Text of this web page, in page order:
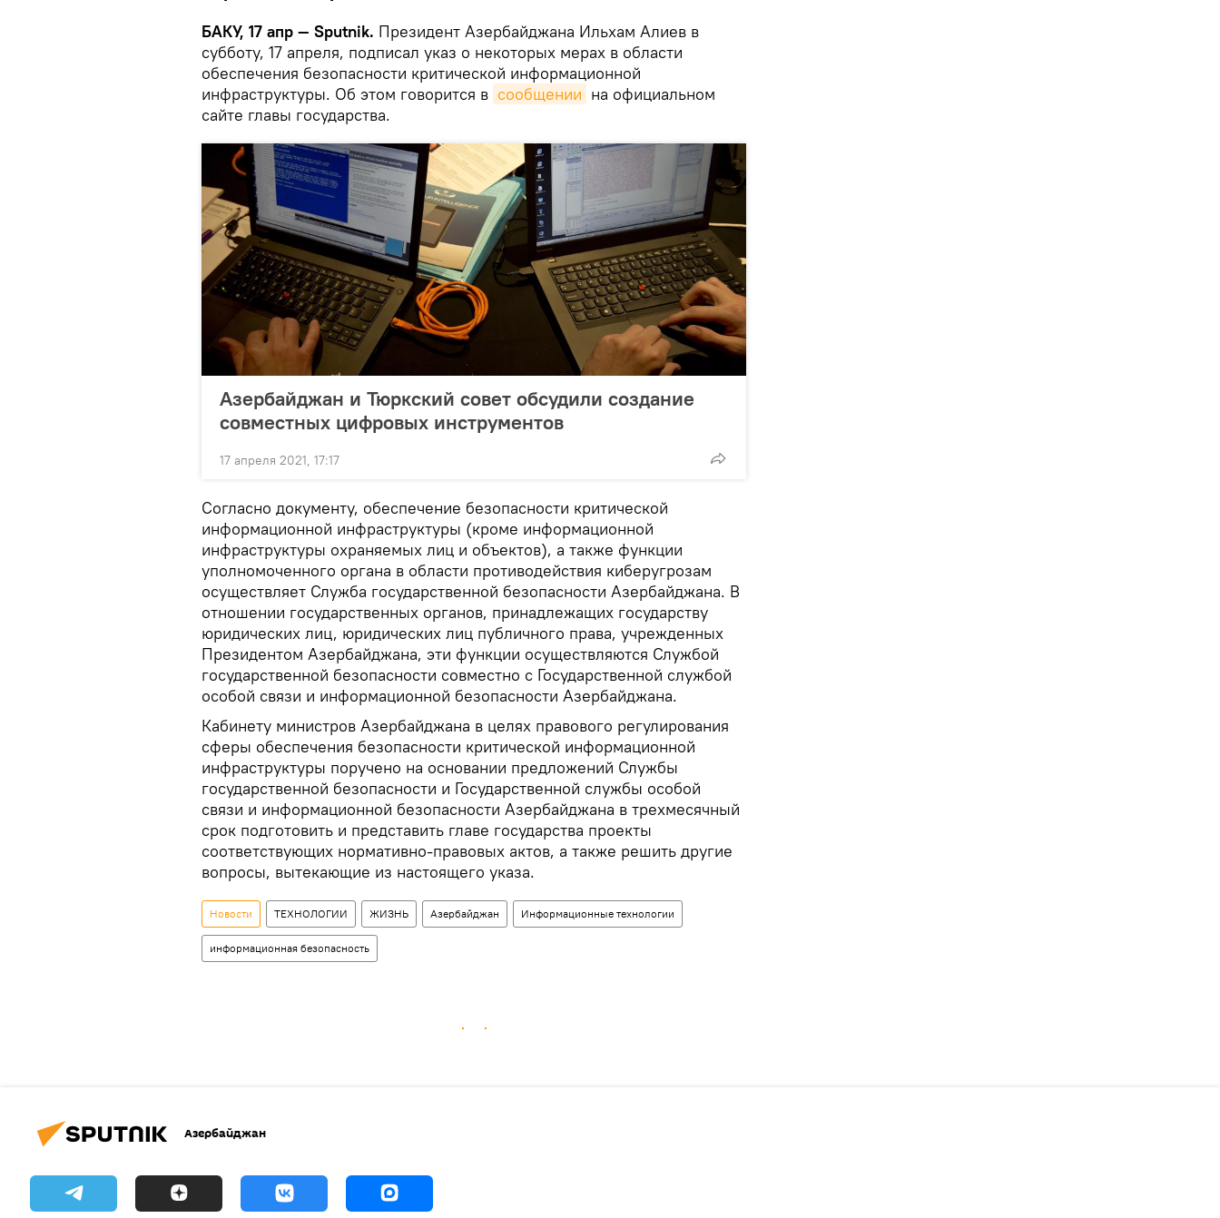
БАКУ, 17 апр — Sputnik. Президент Азербайджана Ильхам Алиев в
субботу, 17 апреля, подписал указ о некоторых мерах в области
обеспечения безопасности критической информационной
инфраструктуры. Об этом говорится в сообщении на официальном
сайте главы государства.
Азербайджан и Тюркский совет обсудили создание
совместных цифровых инструментов
17 апреля 2021, 17:17
Согласно документу, обеспечение безопасности критической
информационной инфраструктуры (кроме информационной
инфраструктуры охраняемых лиц и объектов), а также функции
уполномоченного органа в области противодействия киберугрозам
осуществляет Служба государственной безопасности Азербайджана. В
отношении государственных органов, принадлежащих государству
юридических лиц, юридических лиц публичного права, учрежденных
Президентом Азербайджана, эти функции осуществляются Службой
государственной безопасности совместно с Государственной службой
особой связи и информационной безопасности Азербайджана.
Кабинету министров Азербайджана в целях правового регулирования
сферы обеспечения безопасности критической информационной
инфраструктуры поручено на основании предложений Службы
государственной безопасности и Государственной службы особой
связи и информационной безопасности Азербайджана в трехмесячный
срок подготовить и представить главе государства проекты
соответствующих нормативно-правовых актов, а также решить другие
вопросы, вытекающие из настоящего указа.
Новости ТЕХНОЛОГИИ ЖИЗНЬ Азербайджан Информационные технологии
информационная безопасность
Азербайджан